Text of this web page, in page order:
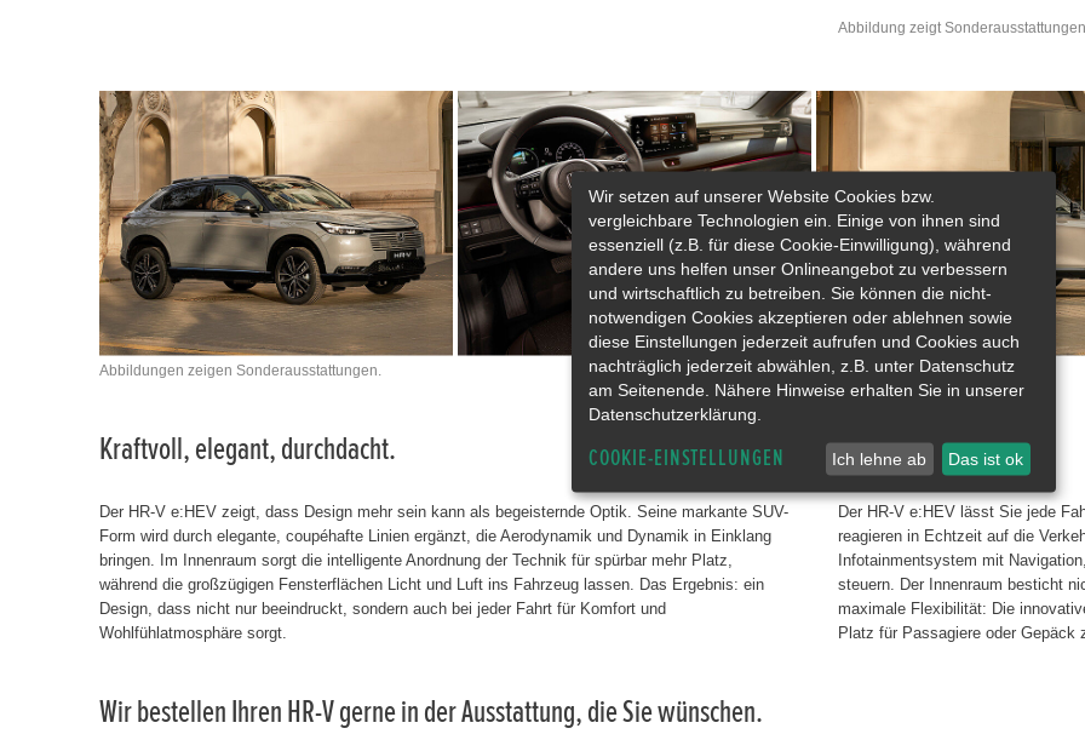
Abbildung zeigt
Abbildungen zeigen Sonderausstattungen.
Kraftvoll, elegant, durchdacht.
Der HR-V e:HEV zeigt, dass Design mehr sein kann als begeisternde Optik. Seine markante SUV-
Form wird durch elegante, coupéhafte Linien ergänzt, die Aerodynamik und Dynamik in Einklang
bringen. Im Innenraum sorgt die intelligente Anordnung der Technik für spürbar mehr Platz,
während die großzügigen Fensterflächen Licht und Luft ins Fahrzeug lassen. Das Ergebnis: ein
Design, dass nicht nur beeindruckt, sondern auch bei jeder Fahrt für Komfort und
Wohlfühlatmosphäre sorgt.
Intelligenter Komfort.
Der HR-V e:HEV lässt Sie jede
reagieren in Echtzeit auf die
Infotainmentsystem mit
steuern. Der Innenraum besticht
maximale Flexibilität: Die
Platz für Passagiere oder
Wir bestellen Ihren HR-V gerne in der Ausstattung, die Sie wünschen.
Wir setzen auf unserer Website Cookies bzw.
vergleichbare Technologien ein. Einige von ihnen sind
essenziell (z.B. für diese Cookie-Einwilligung), während
andere uns helfen unser Onlineangebot zu verbessern
und wirtschaftlich zu betreiben. Sie können die nicht-
notwendigen Cookies akzeptieren oder ablehnen sowie
diese Einstellungen jederzeit aufrufen und Cookies auch
nachträglich jederzeit abwählen, z.B. unter Datenschutz
am Seitenende. Nähere Hinweise erhalten Sie in unserer
Datenschutzerklärung.
COOKIE-EINSTELLUNGEN Ich lehne ab Das ist ok